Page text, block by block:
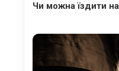
Чи можна їздити